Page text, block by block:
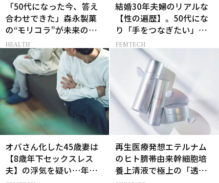
「50代になった今、答え
合わせできた」森永製菓
の“モリコラ”が未来のキ
レイを連れてくる！
HEALTH
結婚30年夫婦のリアルな
【性の遍歴】。50代にな
り「手をつなぎたい」と
願う理由とは
FEMTECH
オバさん化した45歳妻は
【8歳年下セックスレス
夫】の浮気を疑い…年の
再生医療発想エテルナム
のヒト臍帯由来幹細胞培
養上清液で極上の「透明